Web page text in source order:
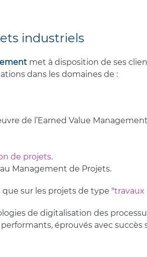
industriels
met à disposition de ses
dans les domaines de :
de l’Earned Value
de projets.
Management de Projets.
que sur les projets de type "travaux
de digitalisation des
éprouvés avec